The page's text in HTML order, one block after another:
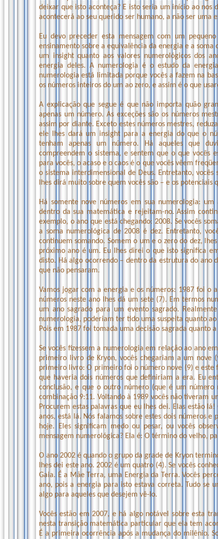
deixar que isto aconteça? E isto seria um início ao nos
acontecerá ao seu querido ser humano, a não ser uma
Eu devo preceder esta mensagem com um
ensinamento sobre a equivalência da energia e a soma
um insight quanto aos valores numerológicos dos
energia deles. A numerologia é o estudo da
numerologia está limitada porque vocês a fazem na
os números inteiros do um ao zero, e assim é o que
A explicação que segue é que não importa quão
apenas um número. As exceções são os números
assim por diante. Exceto estes números mestres,
ele lhes dará um insight para a energia do que o
tenham apenas um número. Há aqueles que
compreendem o sistema, e sentem que o que vocês
para vocês, o acaso e o caos é o que vocês vêem
o sistema interdimensional de Deus. Entretanto,
lhes dirá muito sobre quem vocês são – e os potenciais
Há somente nove números em sua numerologia:
dentro da sua matemática e rejeitam-no. Assim
exemplo, o ano que está chegando: 2008. Se vocês
a soma numerológica de 2008 é dez. Entretanto,
continuem somando. Somem o um e o zero do dez,
próximo ano é um. Eu lhes direi o que isto significa
disto. Há algo ocorrendo – dentro da estrutura do ano
que não pensaram.
Vamos jogar com a energia e os números: 1987 foi o
números neste ano lhes dá um sete (7). Em termos
um ano sagrado para um evento sagrado.
numerologia, poderiam ter tido uma suspeita quanto
Pois em 1987 foi tomada uma decisão sagrada quanto
Se vocês fizessem a numerologia em relação ao ano
primeiro livro de Kryon, vocês chegariam a um nove
primeiro livro: O primeiro foi o número nove (9) e este
que haveria dois números que definiriam a era. Eu
conclusão, e que o outro número (que é um número
combinação 9:11. Voltando à 1989 vocês não tiveram
Procurem estas palavras que eu lhes dei. Elas estão
anos, está lá. Nós falamos sobre estes dois números
hoje. Eles significam medo ou pesar, ou vocês
mensagem numerológica? Ela é: O término do velho,
O ano 2002 é quando o grupo da grade de Kryon
lhes dei este ano. 2002 é um quatro (4). Se vocês
Gaia. É a Mãe Terra, uma Energia da Terra. Vocês
ano, pois a energia para isto estava correta. Tudo se
algo para aqueles que desejem vê-lo.
Vocês estão em 2007, e há algo notável sobre esta
nesta transição matemática particular que ela tem
É a primeira ocorrência após a mudança do milênio.